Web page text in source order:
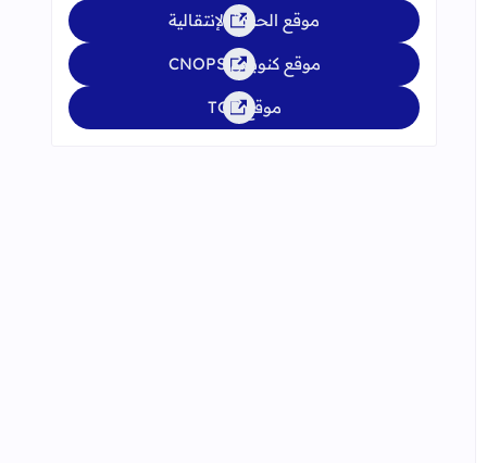
موقع الحركة الإنتقالية
موقع كنوبس CNOPS
موقع TGR